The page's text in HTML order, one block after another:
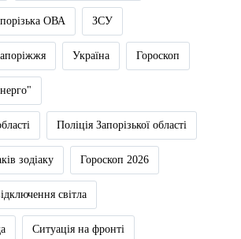
ОВА ЗСУ
Україна Гороскоп
Поліція Запорізької області
зодіаку Гороскоп 2026
світла
Ситуація на фронті